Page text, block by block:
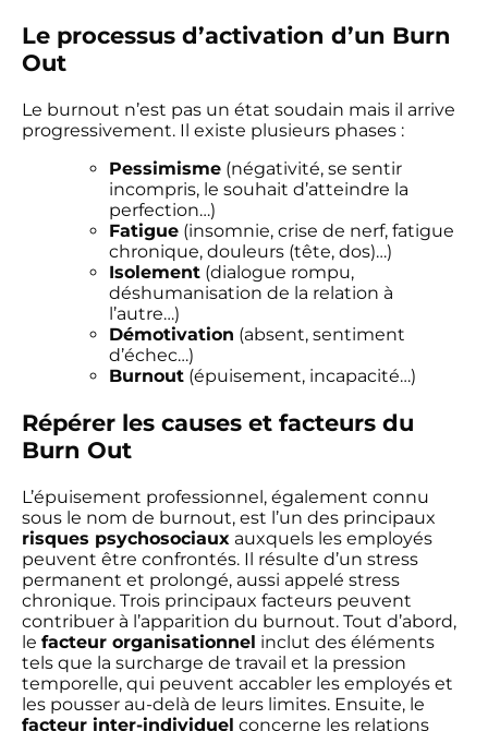
Le processus d’activation d’un Burn
Out
Le burnout n’est pas un état soudain mais il arrive
progressivement. Il existe plusieurs phases :
Pessimisme (négativité, se sentir
incompris, le souhait d’atteindre la
perfection…)
Fatigue (insomnie, crise de nerf, fatigue
chronique, douleurs (tête, dos)…)
Isolement (dialogue rompu,
déshumanisation de la relation à
l’autre…)
Démotivation (absent, sentiment
d’échec…)
Burnout (épuisement, incapacité…)
Répérer les causes et facteurs du
Burn Out
L’épuisement professionnel, également connu
sous le nom de burnout, est l’un des principaux
risques psychosociaux auxquels les employés
peuvent être confrontés. Il résulte d’un stress
permanent et prolongé, aussi appelé stress
chronique. Trois principaux facteurs peuvent
contribuer à l’apparition du burnout. Tout d’abord,
le facteur organisationnel inclut des éléments
tels que la surcharge de travail et la pression
temporelle, qui peuvent accabler les employés et
les pousser au-delà de leurs limites. Ensuite, le
facteur inter-individuel concerne les relations